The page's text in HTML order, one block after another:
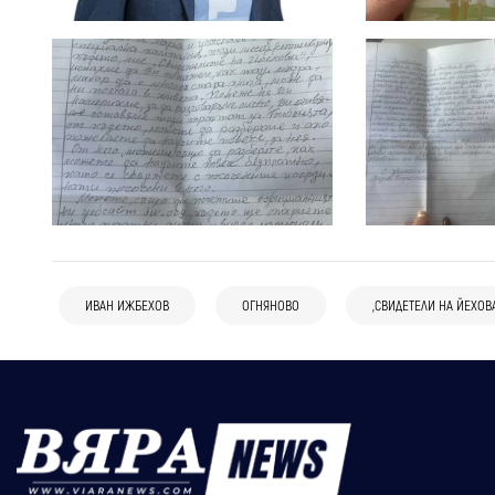
ИВАН ИЖБЕХОВ ОГНЯНОВО „СВИДЕТЕЛИ НА